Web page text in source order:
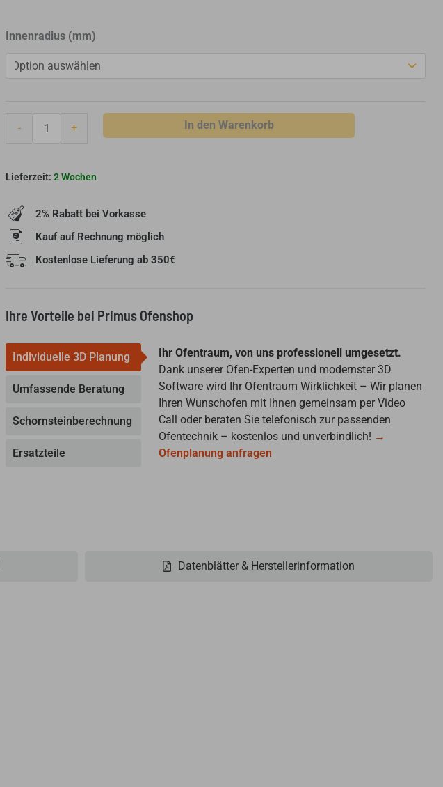
Innenradius (mm)
-
Brula
Gewölbeaufsatz
bis
Menge
+ In den Warenkorb
2 Wochen
2% Rabatt bei Vorkasse
Kauf auf Rechnung möglich
Kostenlose Lieferung ab 350€
Ihre Vorteile bei Primus Ofenshop
Individuelle 3D Planung
Umfassende Beratung
Schornsteinberechnung
Ersatzteile
Ihr Ofentraum, von uns professionell umgesetzt.
Dank unserer Ofen-Experten und modernster 3D
Software wird Ihr Ofentraum Wirklichkeit – Wir planen
Ihren Wunschofen mit Ihnen gemeinsam per Video
Call oder beraten Sie telefonisch zur passenden
Ofentechnik – kostenlos und unverbindlich! →
Ofenplanung anfragen
Datenblätter & Herstellerinformation